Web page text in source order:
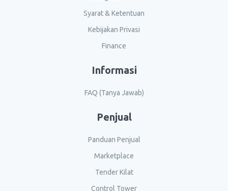
Syarat & Ketentuan
Kebijakan Privasi
Finance
Informasi
FAQ (Tanya Jawab)
Penjual
Panduan Penjual
Marketplace
Tender Kilat
Control Tower